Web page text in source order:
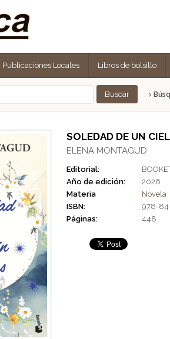
Publicaciones Locales Libros de bolsillo
SOLEDAD DE UN
ELENA MONTAGUD
Editorial:
Año de edición:
2026
Materia
Novela
ISBN:
978-
Páginas:
448